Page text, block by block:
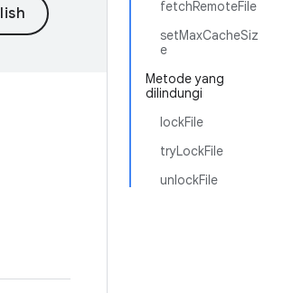
fetchRemoteFile
setMaxCacheSiz
e
Metode yang
dilindungi
lockFile
tryLockFile
unlockFile